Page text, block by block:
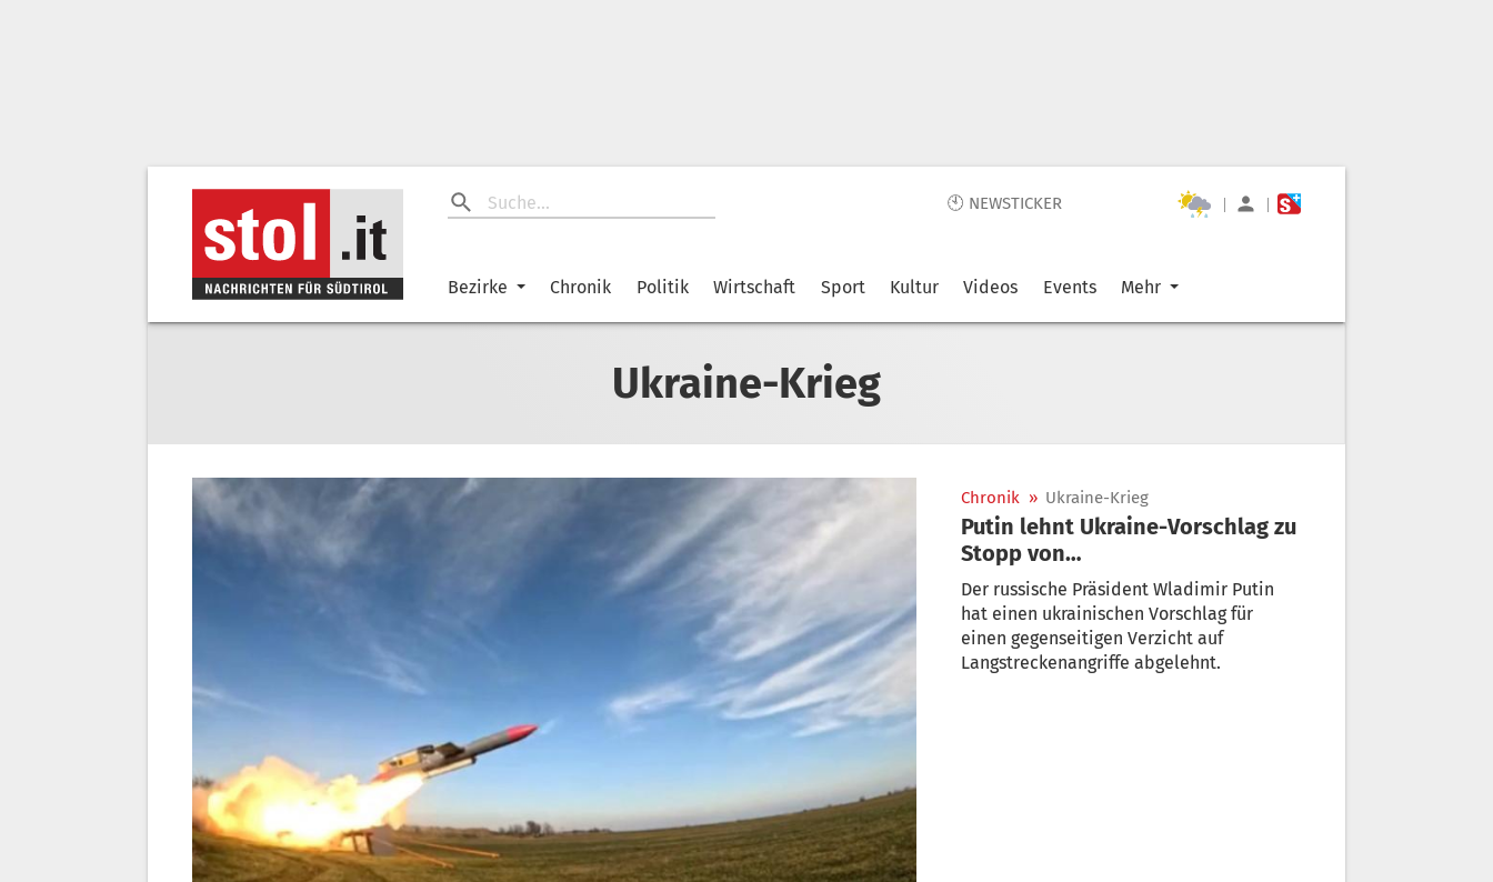
🕙 NEWSTICKER | |
Bezirke Chronik Politik Wirtschaft Sport Kultur Videos Events Mehr
Ukraine-Krieg
Chronik » Ukraine-Krieg
Putin lehnt Ukraine-Vorschlag zu
Stopp von
Langstreckenangriffen ab
Der russische Präsident Wladimir Putin
hat einen ukrainischen Vorschlag für
einen gegenseitigen Verzicht auf
Langstreckenangriffe abgelehnt.